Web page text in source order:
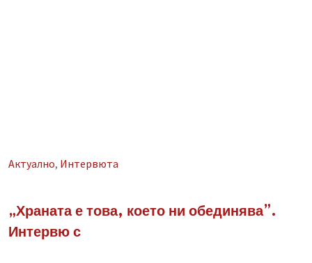
Aктуално, Интервюта
„Храната е това, което ни обединява”.
Интервю с